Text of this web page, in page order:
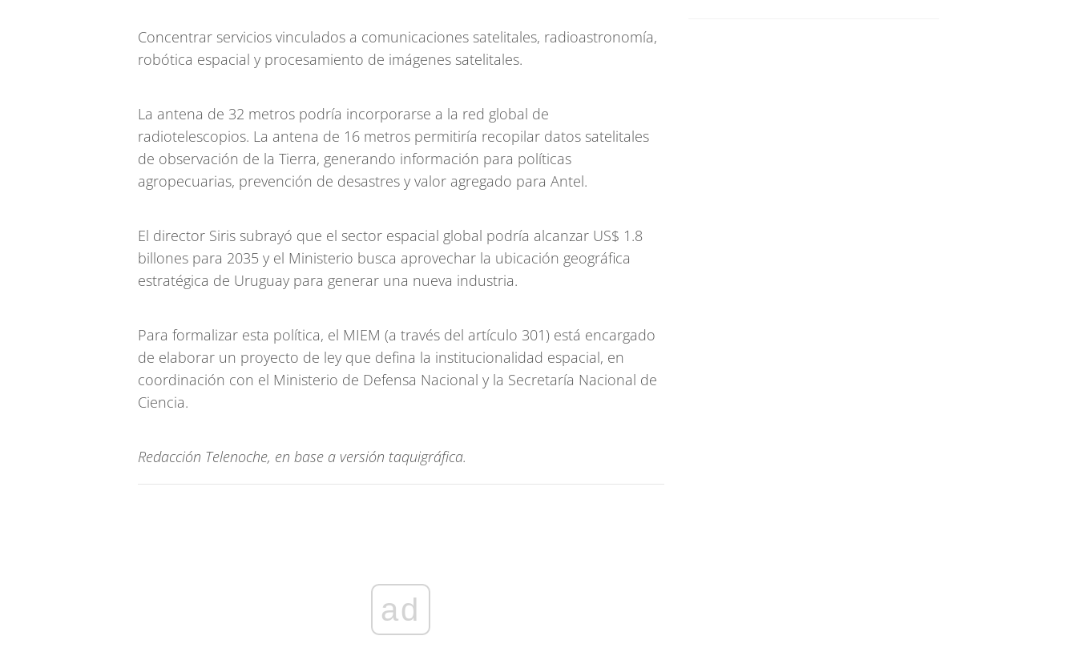
Concentrar servicios vinculados a comunicaciones satelitales, radioastronomía,
robótica espacial y procesamiento de imágenes satelitales.
La antena de 32 metros podría incorporarse a la red global de
radiotelescopios. La antena de 16 metros permitiría recopilar datos satelitales
de observación de la Tierra, generando información para políticas
agropecuarias, prevención de desastres y valor agregado para Antel.
El director Siris subrayó que el sector espacial global podría alcanzar US$ 1.8
billones para 2035 y el Ministerio busca aprovechar la ubicación geográfica
estratégica de Uruguay para generar una nueva industria.
Para formalizar esta política, el MIEM (a través del artículo 301) está encargado
de elaborar un proyecto de ley que defina la institucionalidad espacial, en
coordinación con el Ministerio de Defensa Nacional y la Secretaría Nacional de
Ciencia.
Redacción Telenoche, en base a versión taquigráfica.
ad